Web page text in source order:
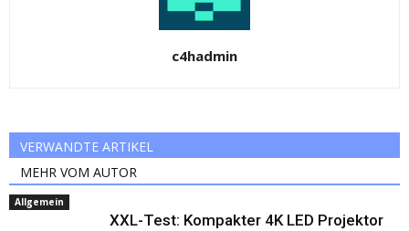
c4hadmin
VERWANDTE ARTIKEL
MEHR VOM AUTOR
Allgemein
XXL-Test: Kompakter 4K LED Projektor